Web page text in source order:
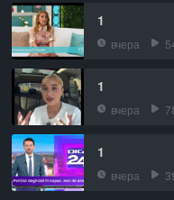
1
вчера
1
вчера
1
вчера